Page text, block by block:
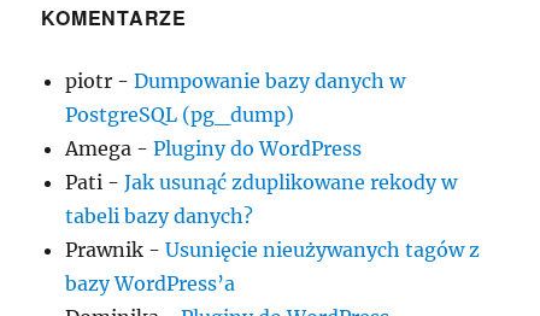
KOMENTARZE
piotr -Dumpowanie bazy danych w
PostgreSQL (pg_dump)
Amega -Pluginy do WordPress
Pati -Jak usunąć zduplikowane rekody w
tabeli bazy danych?
Prawnik -Usunięcie nieużywanych tagów z
bazy WordPress’a